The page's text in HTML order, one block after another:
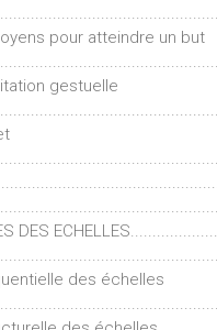
pour atteindre un but
gestuelle
DES
des échelles